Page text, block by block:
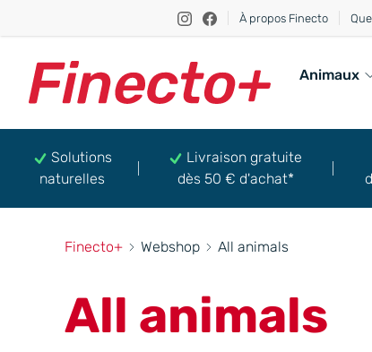
À propos Finecto
Animaux
Solutions
naturelles
Livraison gratuite
dès 50 € d'achat*
Finecto+ Webshop All animals
All animals